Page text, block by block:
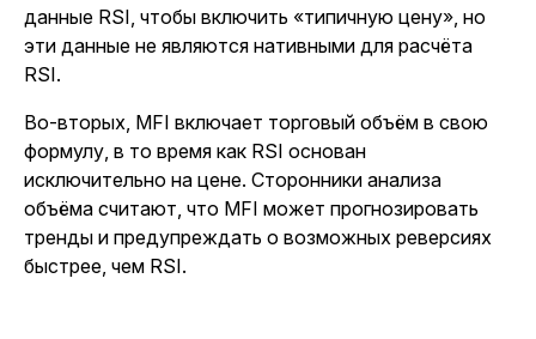
данные RSI, чтобы включить «типичную цену», но
эти данные не являются нативными для расчёта
RSI.
Во-вторых, MFI включает торговый объём в свою
формулу, в то время как RSI основан
исключительно на цене. Сторонники анализа
объёма считают, что MFI может прогнозировать
тренды и предупреждать о возможных реверсиях
быстрее, чем RSI.